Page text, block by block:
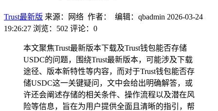
Trust最新版 来源：网络 作者： 编辑：qbadmin 2026-03-24
19:26:27 浏览：502 评论：0
本文聚焦Trust最新版本下载及Trust钱包能否存储
USDC的问题，围绕Trust最新版本，可能涉及下载
途径、版本新特性等内容，而对于Trust钱包能否存
储USDC这一关键疑问，文中会给出明确解答，或
许还会阐述存储的相关条件、操作流程以及潜在风
险等信息，旨在为用户提供全面且清晰的指引，帮